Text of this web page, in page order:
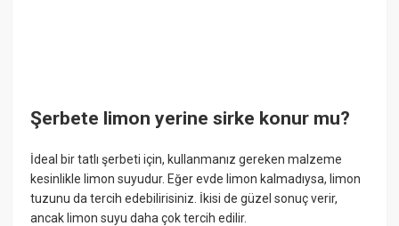
Şerbete limon yerine sirke konur mu?
İdeal bir tatlı şerbeti için, kullanmanız gereken malzeme
kesinlikle limon suyudur. Eğer evde limon kalmadıysa, limon
tuzunu da tercih edebilirisiniz. İkisi de güzel sonuç verir,
ancak limon suyu daha çok tercih edilir.